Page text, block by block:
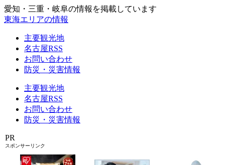
愛知・三重・岐阜の情報を掲載しています
東海エリアの情報
主要観光地
名古屋RSS
お問い合わせ
防災・災害情報
主要観光地
名古屋RSS
お問い合わせ
防災・災害情報
PR
スポンサーリンク